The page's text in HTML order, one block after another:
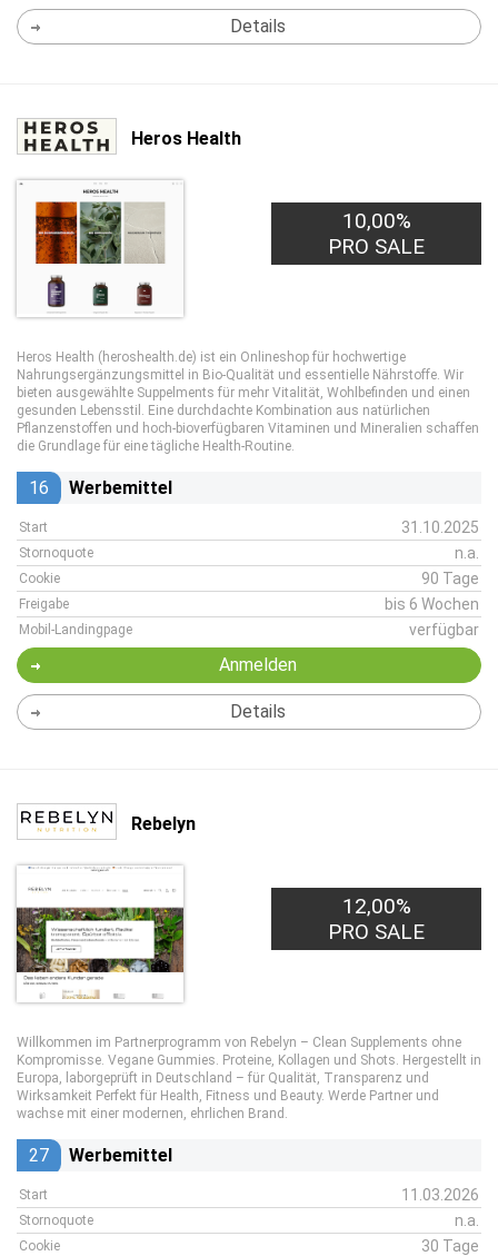
Details
Heros Health
10,00%
PRO SALE
Heros Health (heroshealth.de) ist ein Onlineshop für hochwertige
Nahrungsergänzungsmittel in Bio-Qualität und essentielle Nährstoffe. Wir
bieten ausgewählte Suppelments für mehr Vitalität, Wohlbefinden und einen
gesunden Lebensstil. Eine durchdachte Kombination aus natürlichen
Pflanzenstoffen und hoch-bioverfügbaren Vitaminen und Mineralien schaffen
die Grundlage für eine tägliche Health-Routine.
16 Werbemittel
Start 31.10.2025
Stornoquote n.a.
Cookie 90 Tage
Freigabe bis 6 Wochen
Mobil-Landingpage verfügbar
Anmelden
Details
Rebelyn
12,00%
PRO SALE
Willkommen im Partnerprogramm von Rebelyn – Clean Supplements ohne
Kompromisse. Vegane Gummies. Proteine, Kollagen und Shots. Hergestellt in
Europa, laborgeprüft in Deutschland – für Qualität, Transparenz und
Wirksamkeit Perfekt für Health, Fitness und Beauty. Werde Partner und
wachse mit einer modernen, ehrlichen Brand.
27 Werbemittel
Start 11.03.2026
Stornoquote n.a.
Cookie 30 Tage